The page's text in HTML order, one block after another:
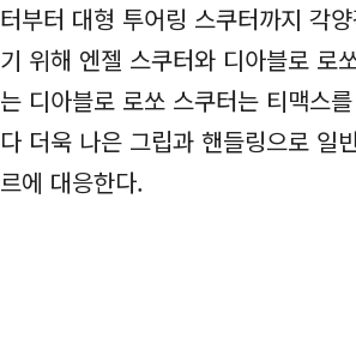
터부터 대형 투어링 스쿠터까지 각
기 위해 엔젤 스쿠터와 디아블로 로
는 디아블로 로쏘 스쿠터는 티맥스
다 더욱 나은 그립과 핸들링으로 일
르에 대응한다.